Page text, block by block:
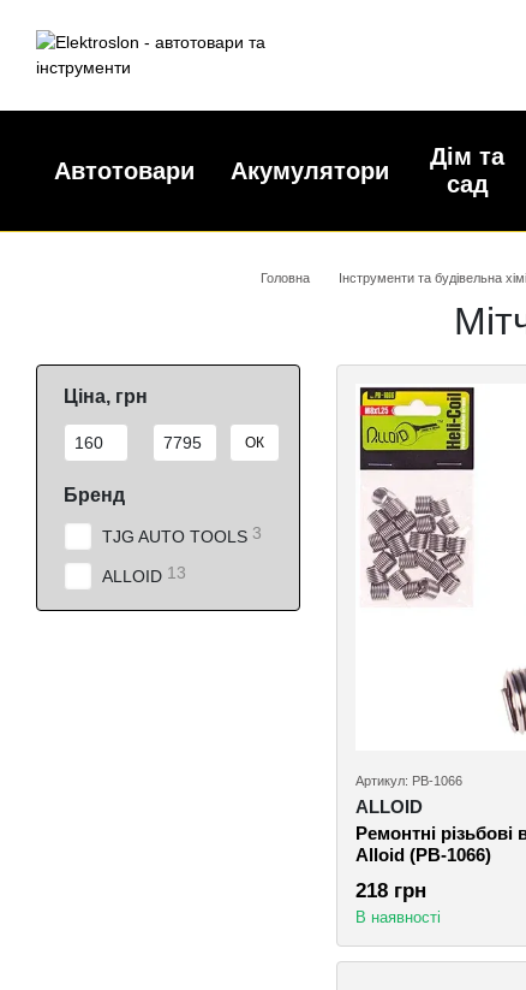
Автотовари Акумулятори
Дім та
сад
Головна Інструменти та будівельна
Артикул: РВ-1066
ALLOID
Ремонтні різьбові
Alloid (РВ-1066)
218 грн
В наявності
Ціна, грн
Від Ціна, грн
До Ціна, грн ОК
Бренд
TJG AUTO TOOLS 3
ALLOID 13